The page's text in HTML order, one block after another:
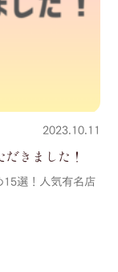
2023.10.11
品を ご紹介いただきました！
選！人気有名店